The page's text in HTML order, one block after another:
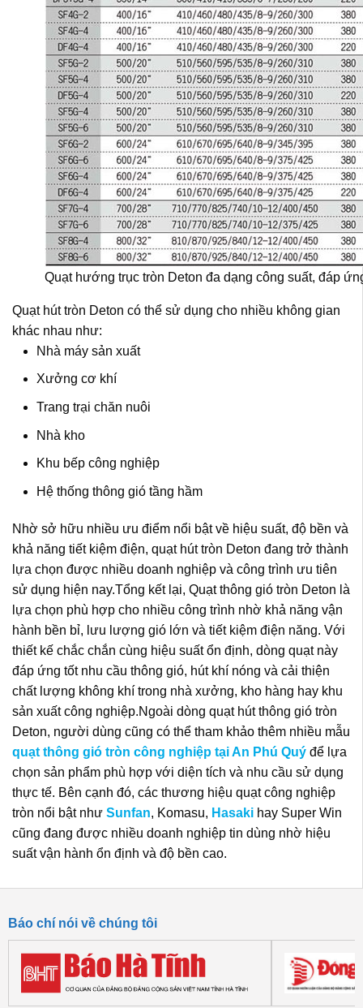
Quạt hướng trục tròn Deton đa dạng công suất, đáp
Quạt hút tròn Deton có thể sử dụng cho nhiều không gian
khác nhau như:
Nhà máy sản xuất
Xưởng cơ khí
Trang trại chăn nuôi
Nhà kho
Khu bếp công nghiệp
Hệ thống thông gió tầng hầm
Nhờ sở hữu nhiều ưu điểm nổi bật về hiệu suất, độ bền và
khả năng tiết kiệm điện, quạt hút tròn Deton đang trở thành
lựa chọn được nhiều doanh nghiệp và công trình ưu tiên
sử dụng hiện nay.Tổng kết lại, Quạt thông gió tròn Deton là
lựa chọn phù hợp cho nhiều công trình nhờ khả năng vận
hành bền bỉ, lưu lượng gió lớn và tiết kiệm điện năng. Với
thiết kế chắc chắn cùng hiệu suất ổn định, dòng quạt này
đáp ứng tốt nhu cầu thông gió, hút khí nóng và cải thiện
chất lượng không khí trong nhà xưởng, kho hàng hay khu
sản xuất công nghiệp.Ngoài dòng quạt hút thông gió tròn
Deton, người dùng cũng có thể tham khảo thêm nhiều mẫu
quạt thông gió tròn công nghiệp tại An Phú Quý để lựa
chọn sản phẩm phù hợp với diện tích và nhu cầu sử dụng
thực tế. Bên cạnh đó, các thương hiệu quạt công nghiệp
tròn nổi bật như Sunfan, Komasu, Hasaki hay Super Win
cũng đang được nhiều doanh nghiệp tin dùng nhờ hiệu
suất vận hành ổn định và độ bền cao.
Báo chí nói về chúng tôi